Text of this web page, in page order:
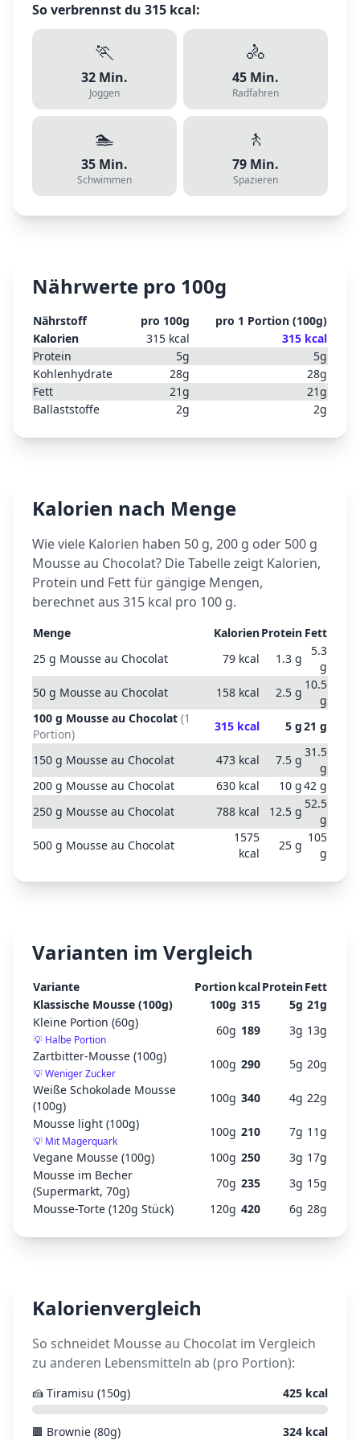
So verbrennst du 315 kcal:
🏃
32 Min.
Joggen
🚴
45 Min.
Radfahren
🏊
35 Min.
Schwimmen
🚶
79 Min.
Spazieren
Nährwerte pro 100g
Nährstoff pro 100g pro 1 Portion (100g)
Kalorien
315 kcal 315 kcal
Protein
5g 5g
Kohlenhydrate
28g 28g
Fett
21g 21g
Ballaststoffe
2g 2g
Kalorien nach Menge
Wie viele Kalorien haben 50 g, 200 g oder 500 g
Mousse au Chocolat? Die Tabelle zeigt Kalorien,
Protein und Fett für gängige Mengen,
berechnet aus 315 kcal pro 100 g.
Menge KalorienProtein Fett
25 g Mousse au Chocolat 79 kcal 1.3 g
5.3
g
50 g Mousse au Chocolat 158 kcal 2.5 g
10.5
g
100 g Mousse au Chocolat (1
Portion)
315 kcal 5 g21 g
150 g Mousse au Chocolat 473 kcal 7.5 g
31.5
g
200 g Mousse au Chocolat 630 kcal 10 g42 g
250 g Mousse au Chocolat 788 kcal 12.5 g
52.5
g
500 g Mousse au Chocolat
1575
kcal
25 g
105
g
Varianten im Vergleich
Variante PortionkcalProteinFett
Klassische Mousse (100g)
100g 315 5g 21g
Kleine Portion (60g)
💡 Halbe Portion
60g 189 3g 13g
Zartbitter-Mousse (100g)
💡Weniger Zucker
100g 290 5g 20g
Weiße Schokolade Mousse
(100g)
100g 340 4g 22g
Mousse light (100g)
💡 Mit Magerquark
100g 210 7g 11g
Vegane Mousse (100g)
100g 250 3g 17g
Mousse im Becher
(Supermarkt, 70g)
70g 235 3g 15g
Mousse-Torte (120g Stück)
120g 420 6g 28g
Kalorienvergleich
So schneidet Mousse au Chocolat im Vergleich
zu anderen Lebensmitteln ab (pro Portion):
🍰 Tiramisu (150g) 425 kcal
🟫 Brownie (80g) 324 kcal